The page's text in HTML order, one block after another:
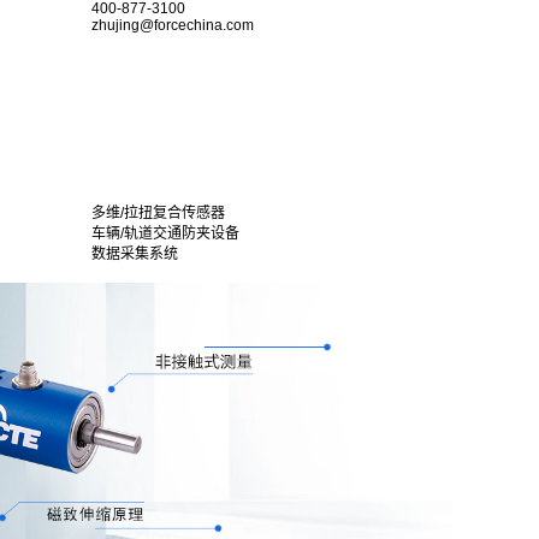
400-877-3100
zhujing@forcechina.com
多维/拉扭复合传感器
车辆/轨道交通防夹设备
数据采集系统